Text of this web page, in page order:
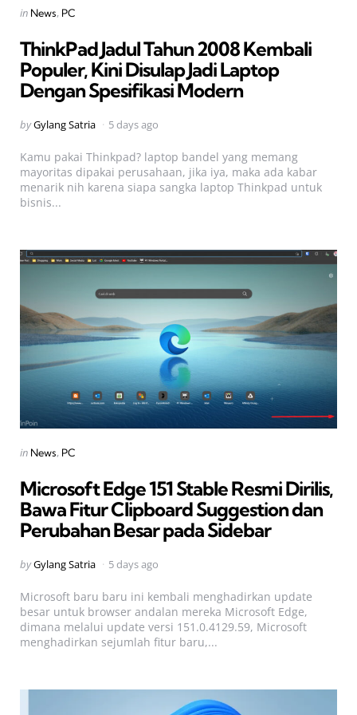
Categories
Posted
in News PC
ThinkPad Jadul Tahun 2008 Kembali
Populer, Kini Disulap Jadi Laptop
Dengan Spesifikasi Modern
Posted
byGylang Satria 5 days ago
Kamu pakai Thinkpad? laptop bandel yang memang
mayoritas dipakai perusahaan, jika iya, maka ada kabar
menarik nih karena siapa sangka laptop Thinkpad untuk
bisnis...
Categories
Posted
in News PC
Microsoft Edge 151 Stable Resmi Dirilis,
Bawa Fitur Clipboard Suggestion dan
Perubahan Besar pada Sidebar
Posted
byGylang Satria 5 days ago
Microsoft baru baru ini kembali menghadirkan update
besar untuk browser andalan mereka Microsoft Edge,
dimana melalui update versi 151.0.4129.59, Microsoft
menghadirkan sejumlah fitur baru,...